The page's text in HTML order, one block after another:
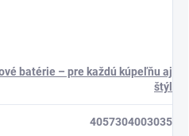
batérie – pre každú kúpeľňu aj
štýl
4057304003035